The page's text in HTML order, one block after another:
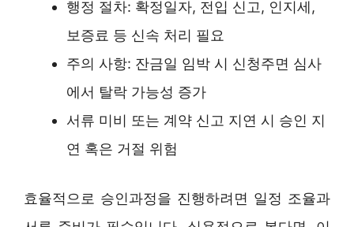
행정 절차: 확정일자, 전입 신고, 인지세,
보증료 등 신속 처리 필요
주의 사항: 잔금일 임박 시 신청주면 심사
에서 탈락 가능성 증가
서류 미비 또는 계약 신고 지연 시 승인 지
연 혹은 거절 위험
효율적으로 승인과정을 진행하려면 일정 조율과